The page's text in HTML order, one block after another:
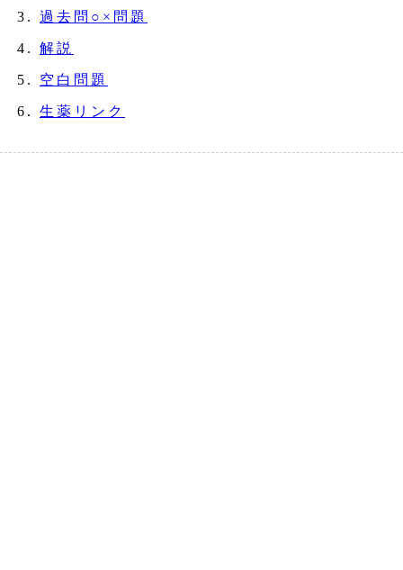
過去問○×問題
解説
空白問題
生薬リンク